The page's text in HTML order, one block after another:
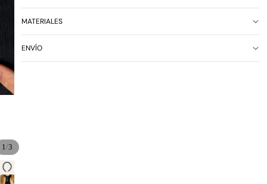
1/3
MATERIALES
ENVÍO